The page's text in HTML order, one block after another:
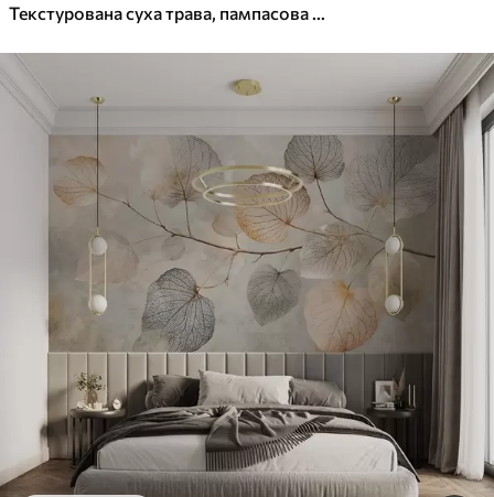
Текстурована суха трава, пампасова трава та блакитне листя, виконані у м'якому акварельному стилі